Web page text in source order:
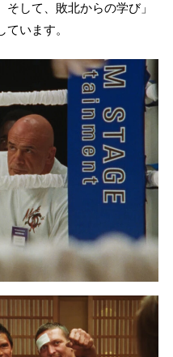
して、敗北からの学び」
います。